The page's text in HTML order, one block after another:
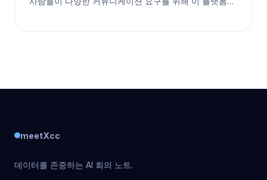
meetXcc
데이터를 존중하는 AI 회의 노트.